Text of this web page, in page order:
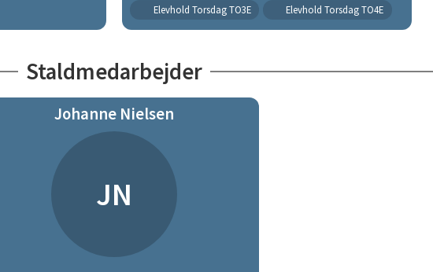
Elevhold Torsdag TO3E
Elevhold Torsdag TO4E
Staldmedarbejder
Johanne Nielsen
JN